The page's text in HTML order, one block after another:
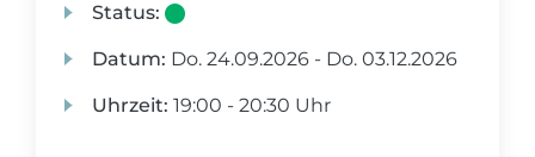
Status:
Datum: Do. 24.09.2026 - Do. 03.12.2026
Uhrzeit: 19:00 - 20:30 Uhr